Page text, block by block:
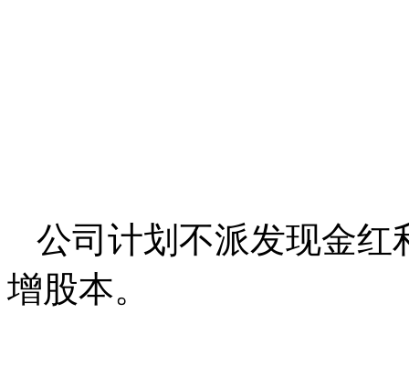
公司计划不派发现金红
增股本。